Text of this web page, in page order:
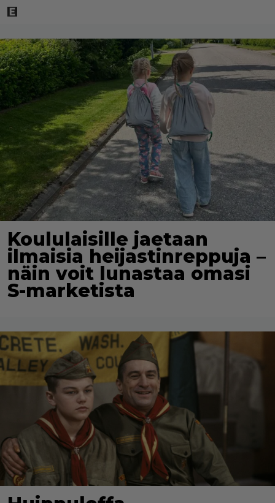
Koululaisille jaetaan
ilmaisia heijastinreppuja –
näin voit lunastaa omasi
S-marketista